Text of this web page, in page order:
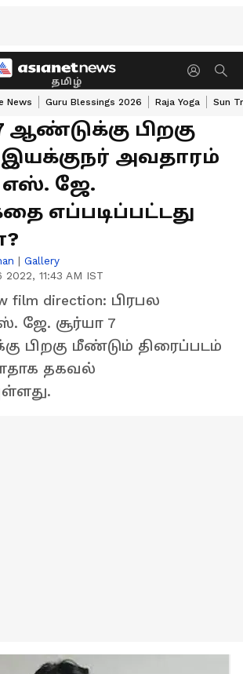
தமிழ்
News Guru Blessings 2026 Raja Yoga Sun
7 ஆண்டுக்கு பிறகு
அவதாரம்
எஸ். ஜே.
எப்படிப்பட்டது
| Gallery
2022, 11:43 AM IST
film direction: பிரபல
ஜே. சூர்யா 7
பிறகு மீண்டும் திரைப்படம்
தகவல்